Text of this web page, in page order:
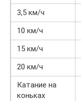
3,5 км/ч
10 км/ч
15 км/ч
20 км/ч
Катание на
коньках